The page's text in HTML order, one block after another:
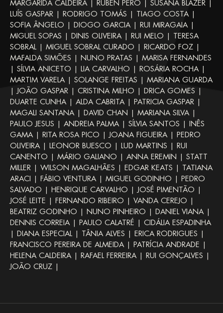
MARGARIDA CALDEIRA | RÚBEN PÊRO | SUSANA BLAZER |
LUÍS GASPAR | RODRIGO TOMÁS | TIAGO COSTA |
SOFIA ÂNGELO | DIOGO GARCIA | RUI MIRAGAIA |
MIGUEL SOPAS | DINIS OLIVEIRA | RUI MELO | TERESA
SOBRAL | MIGUEL SOBRAL CURADO | RICARDO FOZ |
MAFALDA SIMÕES | NUNO PRATAS | MARISA FERNANDES
| SÍLVIA ANICETO | LIA CARVALHO | ROSÁRIA ROCHA |
MARTIM VARELA | SOLANGE FREITAS | MARIANA GUARDA
| JOÃO GASPAR | CRISTINA MILHO | DRICA GOMES |
DUARTE CUNHA | ALDA CABRITA | PATRICIA GASPAR |
MAGALI SANTANA | DAVID CHAN | MARIANA SILVA |
PAULO JESUS | ANDREIA PALMA | SÍLVIA SANTOS | INÊS
GAMA | RITA ROSA PICO | JOANA FIGUEIRA | PEDRO
OLIVEIRA | LEONOR BUESCO | LUD MARTINS | RUI
CANENTO | MÁRIO GALIANO | ANNA EREMIN | STATT
MILLER | WILSON MAGALHÃES | EDGAR KEATS | TATIANA
ARACI | FÁBIO VENTURA | MIGUEL GODINHO | PEDRO
SALVADO | HENRIQUE CARVALHO | JOSÉ PIMENTÃO |
JOSÉ LEITE | FERNANDO RIBEIRO | VANDA CEREJO |
BEATRIZ GODINHO | NUNO PINHEIRO | DANIEL VIANA |
DENNIS CORREIA | PAULO CALATRÉ | CIDÁLIA ESPADINHA
| DIANA ESPECIAL | TÂNIA ALVES | ERICA RODRIGUES |
FRANCISCO PEREIRA DE ALMEIDA | PATRÍCIA ANDRADE |
HELENA CALDEIRA | RAFAEL FERREIRA | RUI GONÇALVES |
JOÃO CRUZ |